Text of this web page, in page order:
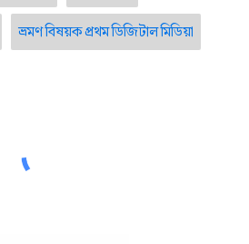
ভ্রমণ বিষয়ক প্রথম ডিজিটাল মিডিয়া